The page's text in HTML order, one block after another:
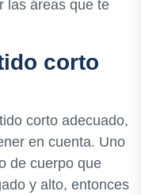
las áreas que te
corto
corto adecuado,
en cuenta. Uno
de cuerpo que
y alto, entonces